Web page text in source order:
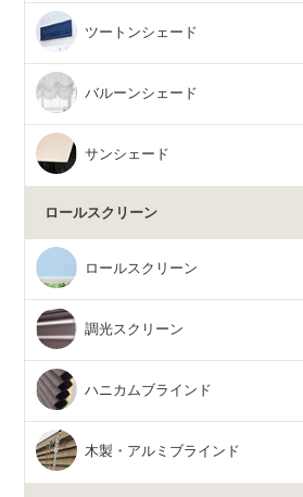
ツートンシェード
バルーンシェード
サンシェード
ロールスクリーン
ロールスクリーン
調光スクリーン
ハニカムブラインド
木製・アルミブラインド